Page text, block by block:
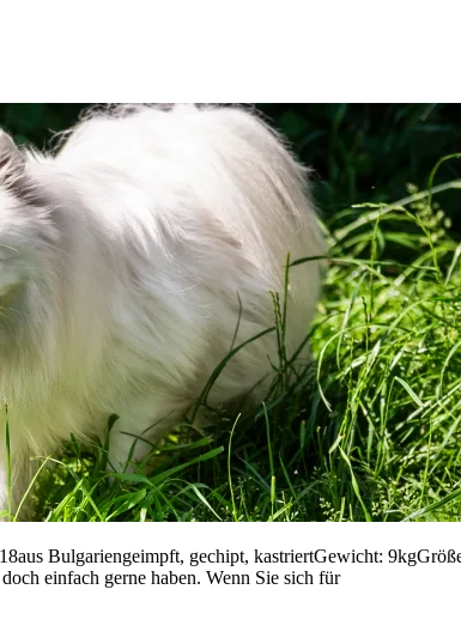
Bulgariengeimpft, gechipt, kastriertGewicht:
einfach gerne haben. Wenn Sie sich für